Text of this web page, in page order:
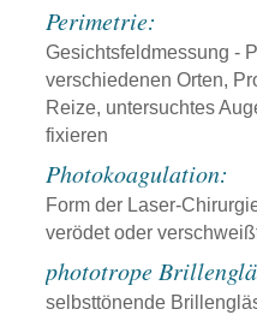
Perimetrie:
Gesichtsfeldmessung -
verschiedenen Orten,
Reize, untersuchtes
fixieren
Photokoagulation:
Form der Laser-
verödet oder
phototrope
selbsttönende